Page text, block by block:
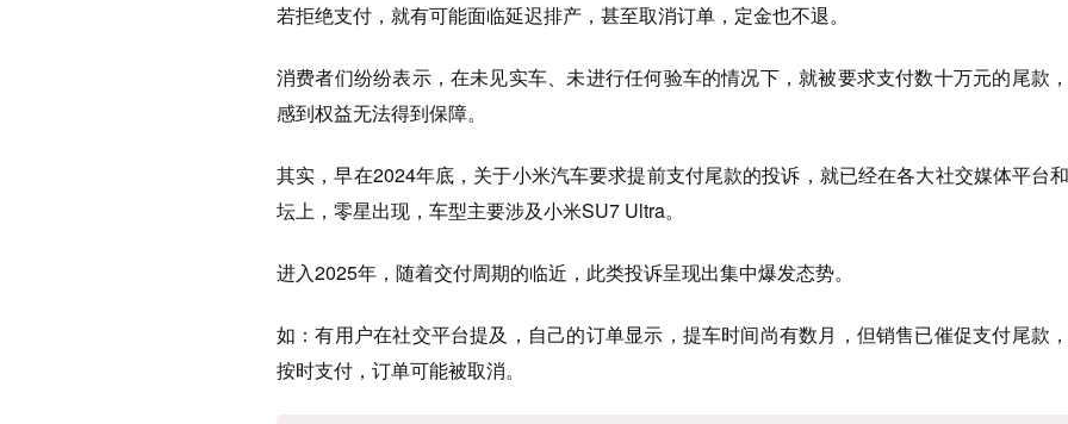
若拒绝支付，就有可能面临延迟排产，甚至取消订单，定金也不退。
消费者们纷纷表示，在未见实车、未进行任何验车的情况下，就被要求支付数十万元的尾款
感到权益无法得到保障。
其实，早在2024年底，关于小米汽车要求提前支付尾款的投诉，就已经在各大社交媒体平台
坛上，零星出现，车型主要涉及小米SU7 Ultra。
进入2025年，随着交付周期的临近，此类投诉呈现出集中爆发态势。
如：有用户在社交平台提及，自己的订单显示，提车时间尚有数月，但销售已催促支付尾款
按时支付，订单可能被取消。